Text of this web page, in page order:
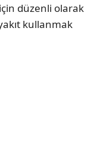
düzenli olarak
kullanmak